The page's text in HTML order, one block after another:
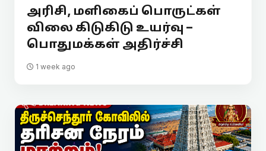
அரிசி, மளிகைப் பொருட்கள்
விலை கிடுகிடு உயர்வு –
பொதுமக்கள் அதிர்ச்சி
1 week ago